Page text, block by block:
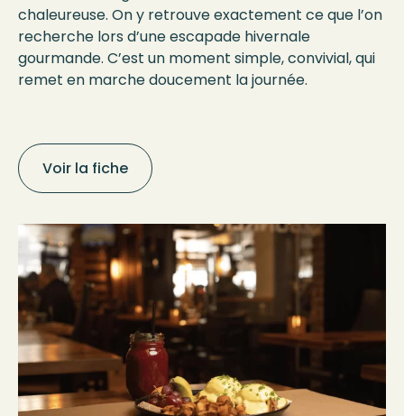
chaleureuse. On y retrouve exactement ce que l’on
recherche lors d’une escapade hivernale
gourmande. C’est un moment simple, convivial, qui
remet en marche doucement la journée.
Voir la fiche